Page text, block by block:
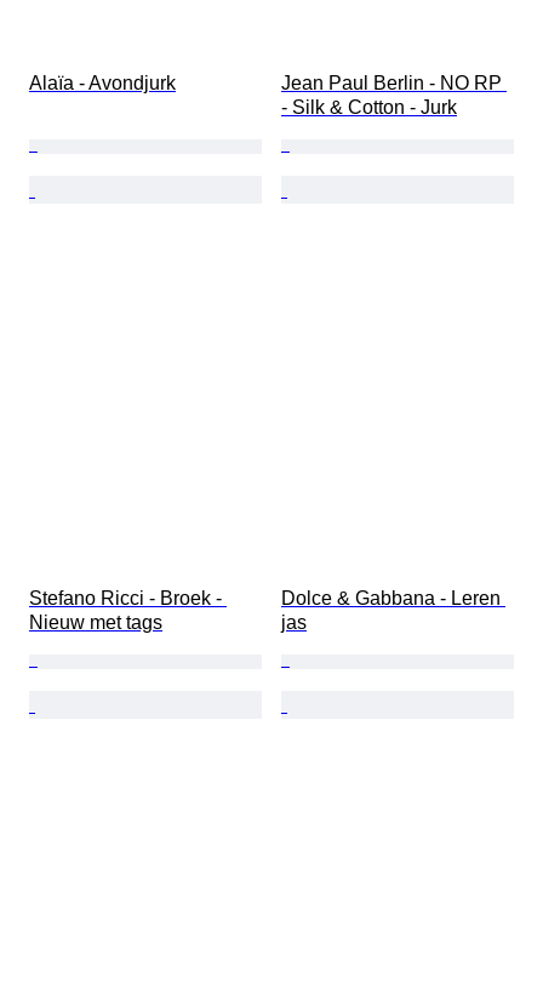
Alaïa - Avondjurk
Jean Paul Berlin - NO RP
- Silk & Cotton - Jurk
Stefano Ricci - Broek -
Nieuw met tags
Dolce & Gabbana - Leren
jas